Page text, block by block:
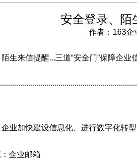
安全登录、陌
作者：163
生来信提醒...三道“安全门”保障企业
业加快建设信息化、进行数字化转
企业邮箱